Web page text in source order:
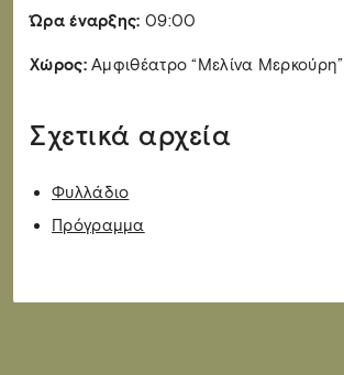
Ώρα έναρξης: 09:00
Χώρος:Αμφιθέατρο “Μελίνα Μερκούρη”
Σχετικά αρχεία
Φυλλάδιο
Πρόγραμμα